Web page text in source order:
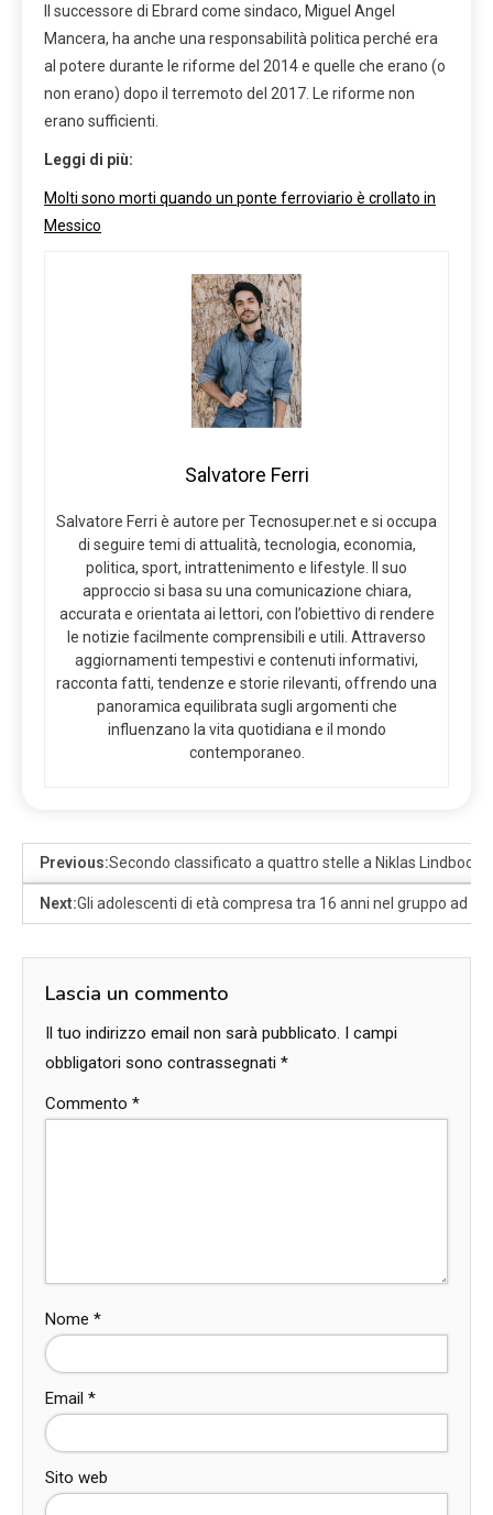
Il successore di Ebrard come sindaco, Miguel Angel
Mancera, ha anche una responsabilità politica perché era
al potere durante le riforme del 2014 e quelle che erano (o
non erano) dopo il terremoto del 2017. Le riforme non
erano sufficienti.
Leggi di più:
Molti sono morti quando un ponte ferroviario è crollato in
Messico
Salvatore Ferri
Salvatore Ferri è autore per Tecnosuper.net e si occupa
di seguire temi di attualità, tecnologia, economia,
politica, sport, intrattenimento e lifestyle. Il suo
approccio si basa su una comunicazione chiara,
accurata e orientata ai lettori, con l’obiettivo di rendere
le notizie facilmente comprensibili e utili. Attraverso
aggiornamenti tempestivi e contenuti informativi,
racconta fatti, tendenze e storie rilevanti, offrendo una
panoramica equilibrata sugli argomenti che
influenzano la vita quotidiana e il mondo
contemporaneo.
Previous:Secondo classificato a quattro stelle a Niklas Lindbook
Next:Gli adolescenti di età compresa tra 16 anni nel gruppo ad
Lascia un commento
Il tuo indirizzo email non sarà pubblicato. I campi
obbligatori sono contrassegnati *
Commento *
Nome *
Email *
Sito web